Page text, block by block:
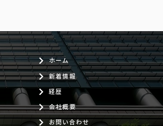
ホーム
新着情報
経歴
会社概要
お問い合わせ